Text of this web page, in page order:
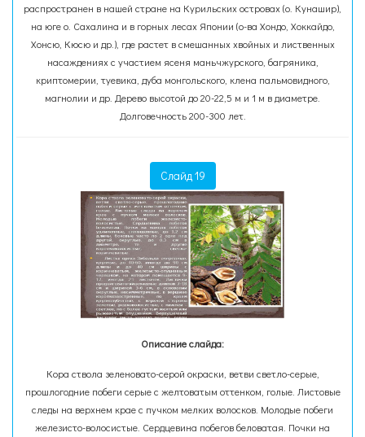
распространен в нашей стране на Курильских островах (о. Кунашир),
на юге о. Сахалина и в горных лесах Японии (о-ва Хондо, Хоккайдо,
Хонсю, Кюсю и др.), где растет в смешанных хвойных и лиственных
насаждениях с участием ясеня маньчжурского, багряника,
криптомерии, туевика, дуба монгольского, клена пальмовидного,
магнолии и др. Дерево высотой до 20-22,5 м и 1 м в диаметре.
Долговечность 200-300 лет.
Слайд 19
Описание слайда:
Кора ствола зеленовато-серой окраски, ветви светло-серые,
прошлогодние побеги серые с желтоватым оттенком, голые. Листовые
следы на верхнем крае с пучком мелких волосков. Молодые побеги
железисто-волосистые. Сердцевина побегов беловатая. Почки на